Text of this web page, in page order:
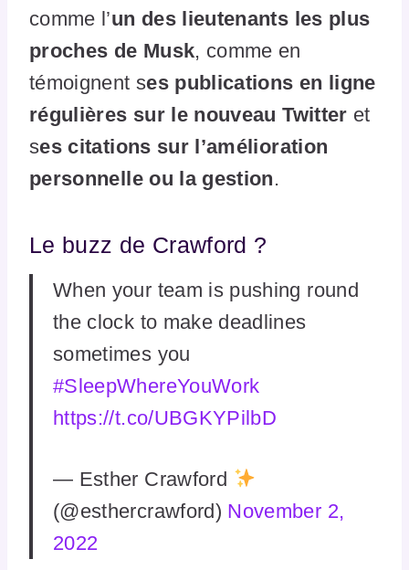
comme l’un des lieutenants les plus
proches de Musk, comme en
témoignent ses publications en ligne
régulières sur le nouveau Twitter et
ses citations sur l’amélioration
personnelle ou la gestion.
Le buzz de Crawford ?
When your team is pushing round
the clock to make deadlines
sometimes you
#SleepWhereYouWork
https://t.co/UBGKYPilbD
— Esther Crawford
(@esthercrawford) November 2,
2022